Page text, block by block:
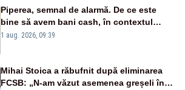
Piperea, semnal de alarmă. De ce este
bine să avem bani cash, în contextul
alertei energetice?
1 aug. 2026, 09:39
Mihai Stoica a răbufnit după eliminarea
FCSB: „N-am văzut asemenea greșeli în